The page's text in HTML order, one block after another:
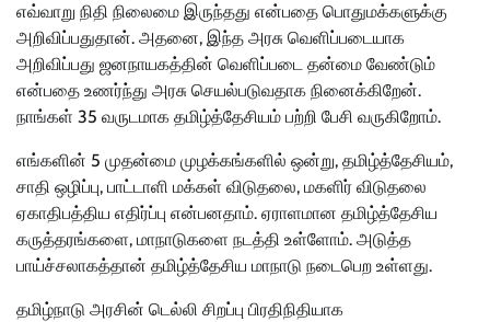
எவ்வாறு நிதி நிலைமை இருந்தது என்பதை பொதுமக்களுக்கு
அறிவிப்பதுதான். அதனை, இந்த அரசு வெளிப்படையாக
அறிவிப்பது ஜனநாயகத்தின் வெளிப்படை தன்மை வேண்டும்
என்பதை உணர்ந்து அரசு செயல்படுவதாக நினைக்கிறேன்.
நாங்கள் 35 வருடமாக தமிழ்த்தேசியம் பற்றி பேசி வருகிறோம்.
எங்களின் 5 முதன்மை முழக்கங்களில் ஒன்று, தமிழ்த்தேசியம்,
சாதி ஒழிப்பு, பாட்டாளி மக்கள் விடுதலை, மகளிர் விடுதலை
ஏகாதிபத்திய எதிர்ப்பு என்பனதாம். ஏராளமான தமிழ்த்தேசிய
கருத்தரங்களை, மாநாடுகளை நடத்தி உள்ளோம். அடுத்த
பாய்ச்சலாகத்தான் தமிழ்த்தேசிய மாநாடு நடைபெற உள்ளது.
தமிழ்நாடு அரசின் டெல்லி சிறப்பு பிரதிநிதியாக